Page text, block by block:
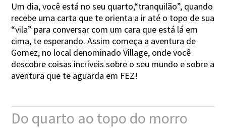
Um dia, você está no seu quarto,“tranquilão”, quando
recebe uma carta que te orienta a ir até o topo de sua
“vila” para conversar com um cara que está lá em
cima, te esperando. Assim começa a aventura de
Gomez, no local denominado Village, onde você
descobre coisas incríveis sobre o seu mundo e sobre a
aventura que te aguarda em FEZ!
Do quarto ao topo do morro